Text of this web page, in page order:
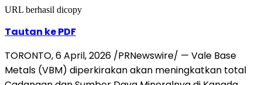
URL berhasil dicopy
Tautan ke PDF
TORONTO,6 April, 2026 /PRNewswire/ — Vale Base
Metals (VBM) diperkirakan akan meningkatkan total